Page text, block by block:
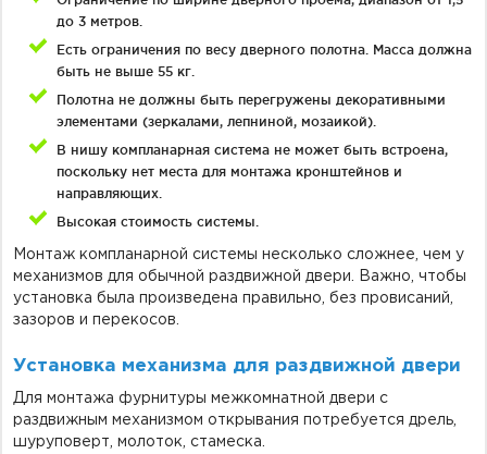
до 3 метров.
Есть ограничения по весу дверного полотна. Масса должна
быть не выше 55 кг.
Полотна не должны быть перегружены декоративными
элементами (зеркалами, лепниной, мозаикой).
В нишу компланарная система не может быть встроена,
поскольку нет места для монтажа кронштейнов и
направляющих.
Высокая стоимость системы.
Монтаж компланарной системы несколько сложнее, чем у
механизмов для обычной раздвижной двери. Важно, чтобы
установка была произведена правильно, без провисаний,
зазоров и перекосов.
Установка механизма для раздвижной двери
Для монтажа фурнитуры межкомнатной двери с
раздвижным механизмом открывания потребуется дрель,
шуруповерт, молоток, стамеска.